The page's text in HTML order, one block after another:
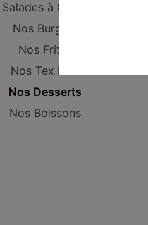
à Composer
Nos Burgers
Nos Frites
Nos Tex Mex
Nos Desserts
Nos Boissons